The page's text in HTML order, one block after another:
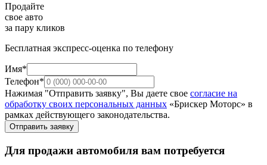
Продайте
свое авто
за пару кликов
Бесплатная экспресс-оценка по телефону
Имя*
Телефон*
Нажимая "Отправить заявку", Вы даете свое согласие на
обработку своих персональных данных «Брискер Моторс» в
рамках действующего законодательства.
Отправить заявку
Для продажи автомобиля вам потребуется